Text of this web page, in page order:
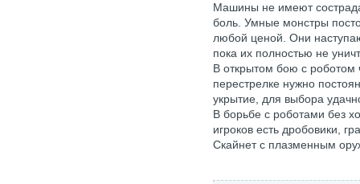
Машины не имеют
боль. Умные монстры
любой ценой. Они
пока их полностью не
В открытом бою с роботом
перестрелке нужно
укрытие, для выбора
В борьбе с роботами без
игроков есть дробовики,
Скайнет с плазменным